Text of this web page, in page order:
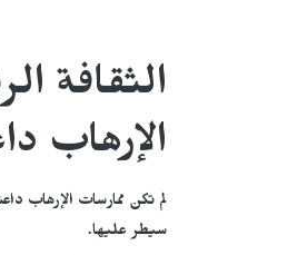
الثقافة
الإرهاب
لم تكن ممارسات الإرهاب
سيطر عليها.